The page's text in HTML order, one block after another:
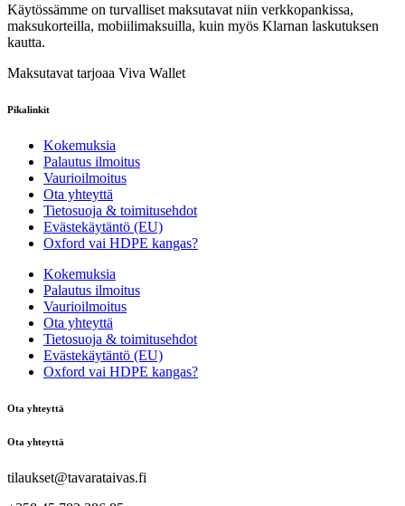
Käytössämme on turvalliset maksutavat niin verkkopankissa,
maksukorteilla, mobiilimaksuilla, kuin myös Klarnan laskutuksen
kautta.
Maksutavat tarjoaa Viva Wallet
Pikalinkit
Kokemuksia
Palautus ilmoitus
Vaurioilmoitus
Ota yhteyttä
Tietosuoja & toimitusehdot
Evästekäytäntö (EU)
Oxford vai HDPE kangas?
Kokemuksia
Palautus ilmoitus
Vaurioilmoitus
Ota yhteyttä
Tietosuoja & toimitusehdot
Evästekäytäntö (EU)
Oxford vai HDPE kangas?
Ota yhteyttä
Ota yhteyttä
tilaukset@tavarataivas.fi